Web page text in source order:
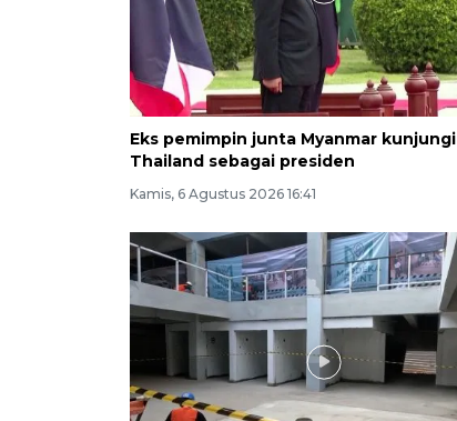
Eks pemimpin junta Myanmar kunjungi
Thailand sebagai presiden
Kamis, 6 Agustus 2026 16:41